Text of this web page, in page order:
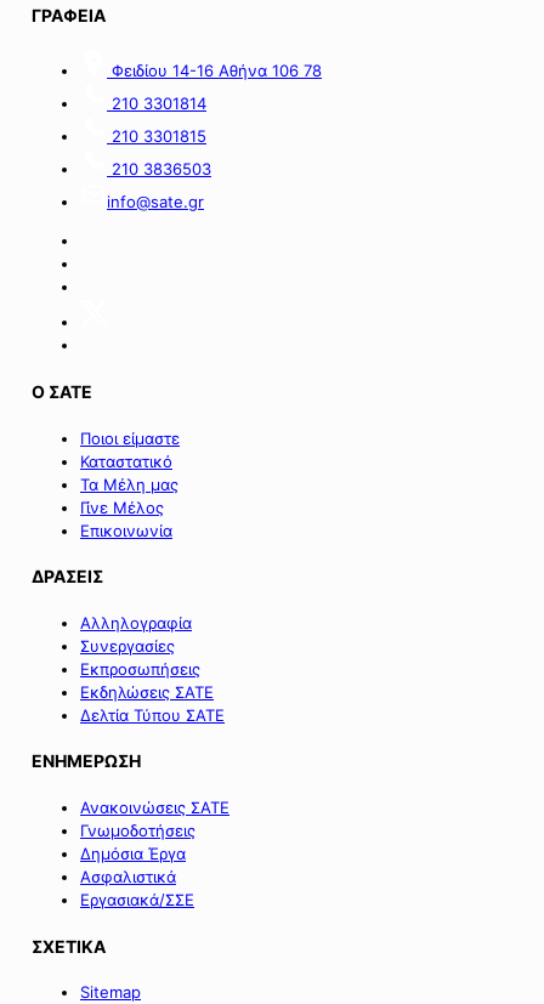
ΓΡΑΦΕΙΑ
Φειδίου 14-16 Αθήνα 106 78
210 3301814
210 3301815
210 3836503
info@sate.gr
Ο ΣΑΤΕ
Ποιοι είμαστε
Καταστατικό
Τα Μέλη μας
Γίνε Μέλος
Επικοινωνία
ΔΡΑΣΕΙΣ
Αλληλογραφία
Συνεργασίες
Εκπροσωπήσεις
Εκδηλώσεις ΣΑΤΕ
Δελτία Τύπου ΣΑΤΕ
ΕΝΗΜΕΡΩΣΗ
Ανακοινώσεις ΣΑΤΕ
Γνωμοδοτήσεις
Δημόσια Έργα
Ασφαλιστικά
Εργασιακά/ΣΣΕ
ΣΧΕΤΙΚΑ
Sitemap